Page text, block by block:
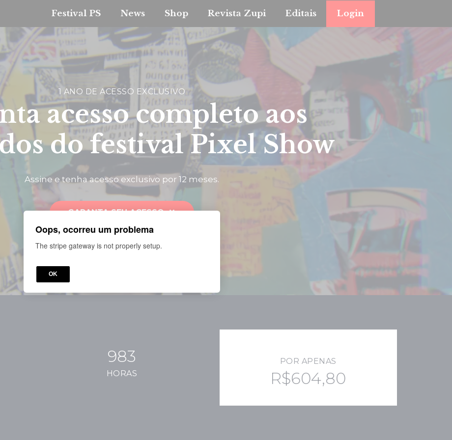
Festival PS News Shop Revista Zupi Editais Login
1 ANO DE ACESSO EXCLUSIVO
acesso completo aos
do festival Pixel Show
Assine e tenha acesso exclusivo por 12 meses.
GARANTA SEU ACESSO
983
HORAS
POR APENAS
R$604,80
Oops, ocorreu um problema
The stripe gateway is not properly setup.
OK